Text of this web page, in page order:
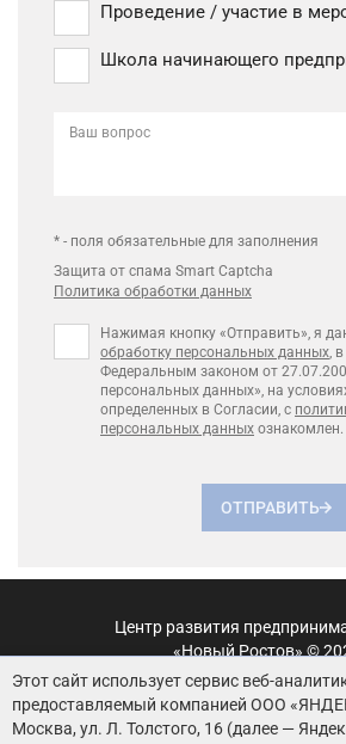
Проведение / участие в
Школа начинающего
Ваш вопрос
* - поля обязательные для заполнения
Защита от спама Smart Captcha
Политика обработки данных
Нажимая кнопку «Отправить», я
обработку персональных данных,
Федеральным законом от
персональных данных», на
определенных в Согласии, с
персональных данных ознакомлен.
ОТПРАВИТЬ
Центр развития
«Новый Ростов» ©
Пользовательское
Политика обработки
Этот сайт использует сервис веб-
предоставляемый компанией ООО
Москва, ул. Л. Толстого, 16 (далее —